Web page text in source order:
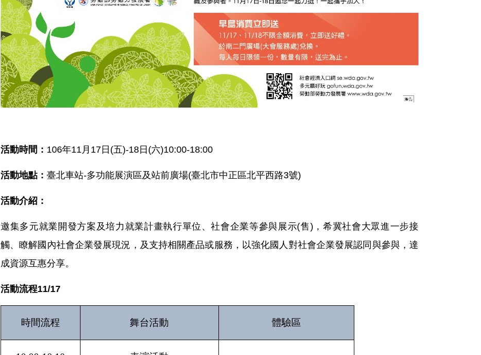
活動時間： 106年11月17日(五)-18日(六)10:00-18:00
活動地點： 臺北車站-多功能展演區及站前廣場(臺北市中正區北平西路3號)
活動介紹：
邀集多元就業開發方案及培力就業計畫執行單位、社會企業等參與展示(售)，希冀社會大眾進一步接
觸、瞭解國內社會企業發展現況，及支持相關產品或服務，以強化國人對社會企業發展認同與參與，達
成資源互惠分享。
活動流程11/17
時間流程 舞台活動 體驗區